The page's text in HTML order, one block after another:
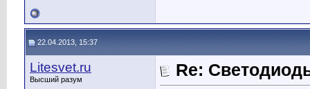
22.04.2013, 15:37
Litesvet.ru
Высший разум
Re: